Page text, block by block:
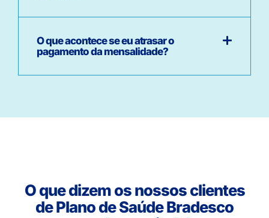
O que acontece se eu atrasar o
pagamento da mensalidade?
O que dizem os nossos clientes
de Plano de Saúde Bradesco